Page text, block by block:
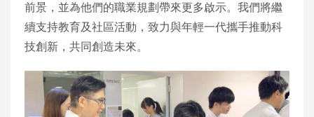
前景，並為他們的職業規劃帶來更多啟示。我們將繼
續支持教育及社區活動，致力與年輕一代攜手推動科
技創新，共同創造未來。